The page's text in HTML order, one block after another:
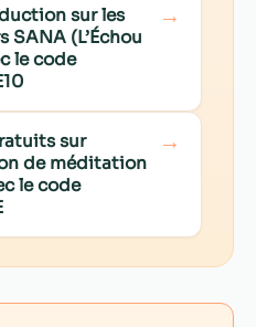
sur les
SANA (L’Échou
le code
→
sur
de méditation
le code
→